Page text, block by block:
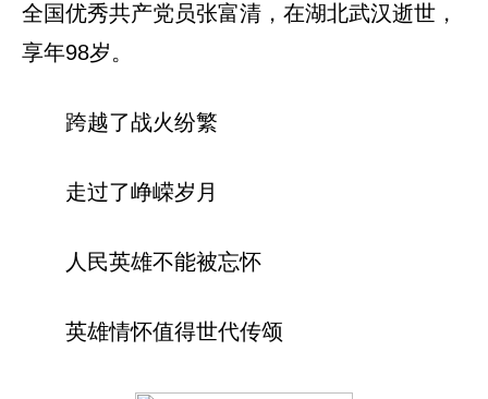
全国优秀共产党员张富清，在湖北武汉逝世，
享年98岁。
跨越了战火纷繁
走过了峥嵘岁月
人民英雄不能被忘怀
英雄情怀值得世代传颂